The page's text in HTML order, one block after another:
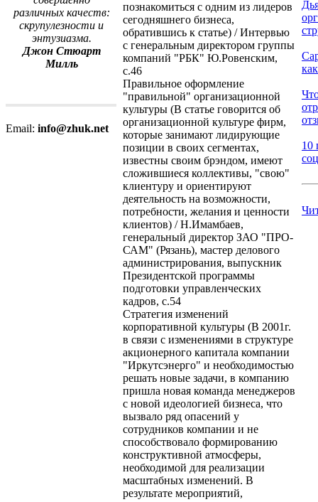
различных качеств:
скрупулезности и
энтузиазма.
Джон Стюарт
Милль
Email: info@zhuk.net
познакомиться с одним из лидеров
сегодняшнего бизнеса,
обратившись к статье) / Интервью
с генеральным директором группы
компаний "РБК" Ю.Ровенским,
с.46
Правильное оформление
"правильной" организационной
культуры (В статье говорится об
организационной культуре фирм,
которые занимают лидирующие
позиции в своих сегментах,
известны своим брэндом, имеют
сложившиеся коллективы, "свою"
клиентуру и ориентируют
деятельность на возможности,
потребности, желания и ценности
клиентов) / Н.Имамбаев,
генеральный директор ЗАО "ПРО-
САМ" (Рязань), мастер делового
администрирования, выпускник
Президентской программы
подготовки управленческих
кадров, с.54
Стратегия изменений
корпоративной культуры (В 2001г.
в связи с изменениями в структуре
акционерного капитала компании
"Иркутсэнерго" и необходимостью
решать новые задачи, в компанию
пришла новая команда менеджеров
с новой идеологией бизнеса, что
вызвало ряд опасений у
сотрудников компании и не
способствовало формированию
конструктивной атмосферы,
необходимой для реализации
масштабных изменений. В
результате мероприятий,
10